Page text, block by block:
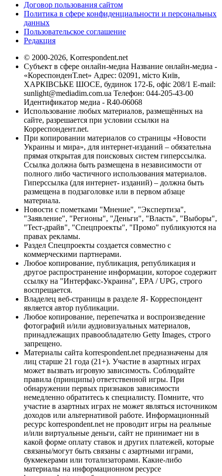
Договор пользования сайтом
Политика в сфере конфиденциальности и персональных
данных
Пользовательское соглашение
Редакция
© 2000-2026, Korrespondent.net
Субъект в сфере онлайн-медиа Название онлайн-медиа -
«КореспонденТ.net» Адрес: 02091, місто Київ,
ХАРКІВСЬКЕ ШОСЕ, будинок 172-Б, офіс 208/1 E-mail:
sunlight@mediadim.com.ua Телефон: 044-205-43-00
Идентификатор медиа - R40-06068
Использование любых материалов, размещённых на
сайте, разрешается при условии ссылки на
Корреспондент.net.
При копировании материалов со страницы «Новости
Украины и мира», для интернет-изданий – обязательна
прямая открытая для поисковых систем гиперссылка.
Ссылка должна быть размещена в независимости от
полного либо частичного использования материалов.
Гиперссылка (для интернет- изданий) – должна быть
размещена в подзаголовке или в первом абзаце
материала.
Новости с пометками "Мнение", "Экспертиза",
"Заявление", "Регионы", "Деньги", "Власть", "Выборы",
"Тест-драйв", "Спецпроекты", "Промо" публикуются на
правах рекламы.
Раздел Спецпроекты создается совместно с
коммерческими партнерами.
Любое копирование, публикация, републикация и
другое распространение информации, которое содержит
ссылку на "Интерфакс-Украина", EPA / UPG, строго
воспрещается.
Владелец веб-страницы в разделе Я- Корреспондент
является автор публикации.
Любое копирование, перепечатка и воспроизведение
фотографий и/или аудиовизуальных материалов,
принадлежащих правообладателю Getty Images, строго
запрещено.
Материалы сайта korrespondent.net предназначены для
лиц старше 21 года (21+). Участие в азартных играх
может вызвать игровую зависимость. Соблюдайте
правила (принципы) ответственной игры. При
обнаружении первых признаков зависимости
немедленно обратитесь к специалисту. Помните, что
участие в азартных играх не может являться источником
доходов или альтернативой работе. Информационный
ресурс korrespondent.net не проводит игры на реальные
и/или виртуальные деньги, сайт не принимает ни в
какой форме оплату ставок и других платежей, которые
связаны/могут быть связаны с азартными играми,
букмекерами или тотализаторами. Какие-либо
материалы на информационном ресурсе